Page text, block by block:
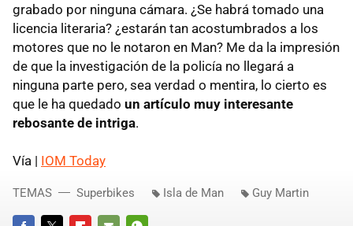
grabado por ninguna cámara. ¿Se habrá tomado una
licencia literaria? ¿estarán tan acostumbrados a los
motores que no le notaron en Man? Me da la impresión
de que la investigación de la policía no llegará a
ninguna parte pero, sea verdad o mentira, lo cierto es
que le ha quedado un artículo muy interesante
rebosante de intriga.
Vía | IOM Today
TEMAS Superbikes Isla de Man Guy Martin